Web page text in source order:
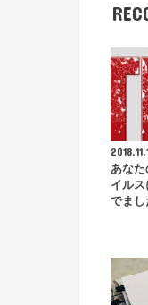
あなた
イル
でま